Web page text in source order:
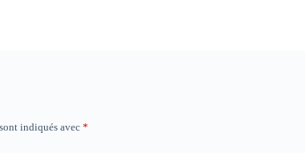
indiqués avec*